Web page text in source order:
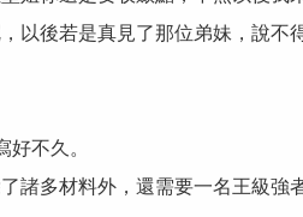
後若是真見了那位弟妹，說不
不久。
多材料外，還需要一名王級強